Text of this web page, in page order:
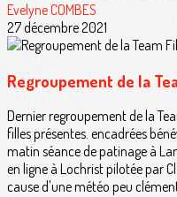
Evelyne COMBES
27 décembre 2021
Regroupement de la
Dernier regroupement de la
filles présentes. encadrées
matin séance de patinage à
en ligne à Lochrist pilotée par
cause d'une météo peu